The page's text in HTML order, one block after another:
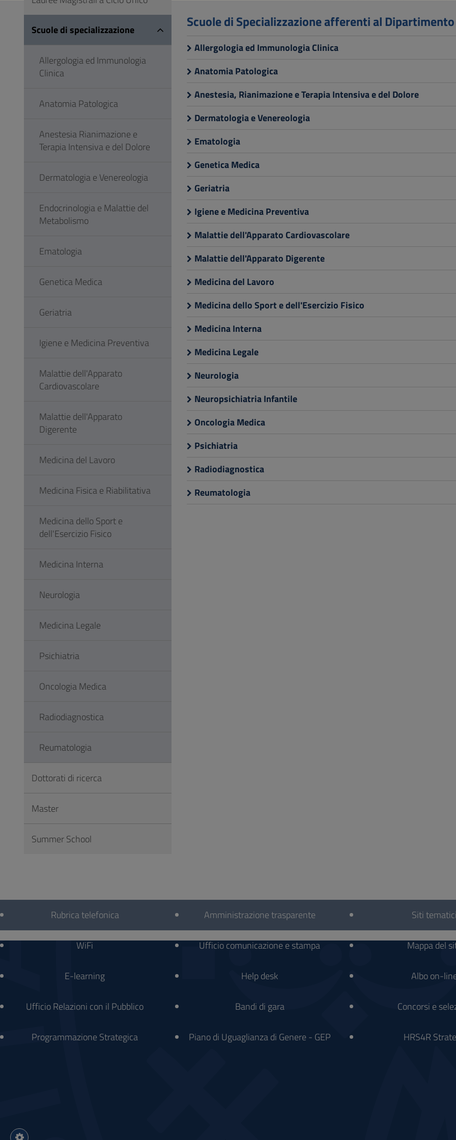
Footer
Scuole di Specializzazione afferenti al
Allergologia ed Immunologia Clinica
Anatomia Patologica
Anestesia, Rianimazione e Terapia Intensiva e del Dolore
Dermatologia e Venereologia
Ematologia
Genetica Medica
Geriatria
Igiene e Medicina Preventiva
Malattie dell'Apparato Cardiovascolare
Malattie dell'Apparato Digerente
Medicina del Lavoro
Medicina dello Sport e dell'Esercizio Fisico
Medicina Interna
Medicina Legale
Neurologia
Neuropsichiatria Infantile
Oncologia Medica
Psichiatria
Radiodiagnostica
Reumatologia
Scuole di specializzazione
Allergologia ed Immunologia
Clinica
Anatomia Patologica
Anestesia Rianimazione e
Terapia Intensiva e del Dolore
Dermatologia e Venereologia
Endocrinologia e Malattie del
Metabolismo
Ematologia
Genetica Medica
Geriatria
Igiene e Medicina Preventiva
Malattie dell'Apparato
Cardiovascolare
Malattie dell'Apparato
Digerente
Medicina del Lavoro
Medicina Fisica e Riabilitativa
Medicina dello Sport e
dell'Esercizio Fisico
Medicina Interna
Neurologia
Medicina Legale
Psichiatria
Oncologia Medica
Radiodiagnostica
Reumatologia
Dottorati di ricerca
Master
Summer School
Questionario
e
social
Sezione
Footer Rubrica telefonica
WiFi
E-learning
Ufficio Relazioni con il Pubblico
Programmazione Strategica
Amministrazione trasparente
Ufficio comunicazione e stampa
Help desk
Bandi di gara
Piano di Uguaglianza di Genere - GEP
Siti tematici
Mappa del
Albo on-
Concorsi e
HRS4R
Impostazioni